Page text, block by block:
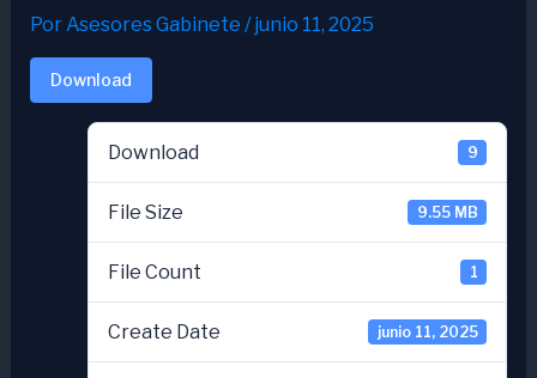
PorAsesores Gabinete /junio 11, 2025
Download
Download 9
File Size 9.55 MB
File Count 1
Create Date junio 11, 2025